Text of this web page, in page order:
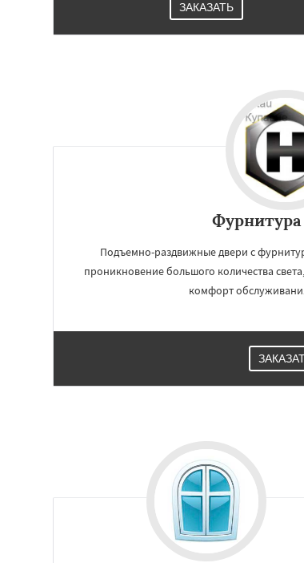
ЗАКАЗАТЬ
Фурнитура
Подъемно-раздвижные двери с
проникновение большого количества
комфорт